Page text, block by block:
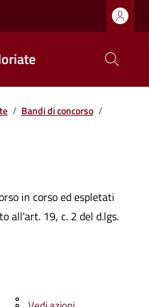
/ Bandi di concorso /
in corso ed espletati
all'art. 19, c. 2 del d.lgs.